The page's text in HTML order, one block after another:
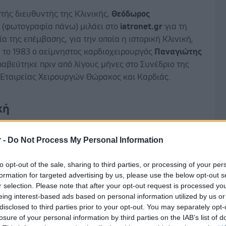
- Do Not Process My Personal Information
opt-out of the sale, sharing to third parties, or processing of your
for targeted advertising by us, please use the below opt-out
selection. Please note that after your opt-out request is processed
interest-based ads based on personal information utilized by us
to third parties prior to your opt-out. You may separately
of your personal information by third parties on the IAB’s list of
διευθυντής της Κλινικής, Θεόδωρος
(φωτογραφία πάνω) μιλάει στο iatronet.gr για τη
της επέμβασης, για την οποία η ιστορική Κλινική,
το 1983 ο αείμνηστος καρδιοχειρουργός Παναγιώτης
πριν από λίγους μήνες στο Συνέδριο της
Χειρουργών Θώρακος και Καρδιάς.
της αορτικής βαλβίδας αποτελεί την σύγχρονη
τραύμα και ταχεία ανάρρωση.
του Γερμανού καθηγητήUtzKappert , από το
Καρδιοχειρουργικό Κέντρο της Δρέσδης. Ο κ.
έμαθε για αυτή πριν από σχεδόν 2,5
μια περίοδο που αναζητούσε τρόπους να φέρει άλλες